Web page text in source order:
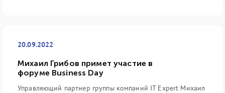
20.09.2022
Михаил Грибов примет участие в
форуме Business Day
Управляющий партнер группы компаний IT Expert Михаил